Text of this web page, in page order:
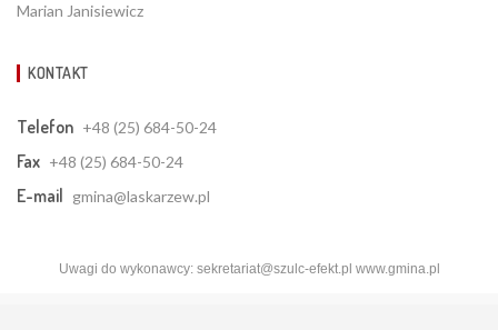
Marian Janisiewicz
KONTAKT
Telefon +48 (25) 684-50-24
Fax +48 (25) 684-50-24
E-mail gmina@laskarzew.pl
Uwagi do wykonawcy: sekretariat@szulc-efekt.pl www.gmina.pl